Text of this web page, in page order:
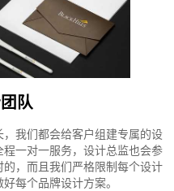
队
我们都会给客户组建专属的设
一对一服务，设计总监也会参
，而且我们严格限制每个设计
每个品牌设计方案。